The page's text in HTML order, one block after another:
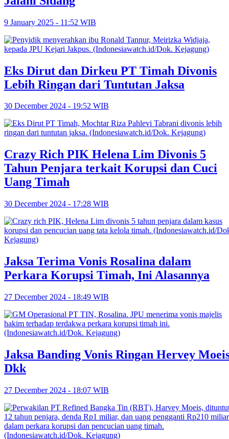
9 January 2025 - 11:52 WIB
‎Eks Dirut dan Dirkeu PT Timah Divonis
Lebih Ringan dari Tuntutan Jaksa
30 December 2024 - 19:52 WIB
Crazy Rich PIK Helena Lim Divonis 5
Tahun Penjara terkait Korupsi dan Cuci
Uang Timah
30 December 2024 - 17:28 WIB
Jaksa Terima Vonis Rosalina dalam
Perkara Korupsi Timah, Ini Alasannya
27 December 2024 - 18:49 WIB
Jaksa Banding Vonis Ringan Hervey
Dkk
27 December 2024 - 18:07 WIB